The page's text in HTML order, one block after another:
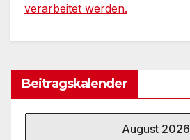
verarbeitet werden.
Beitragskalender
August 2026